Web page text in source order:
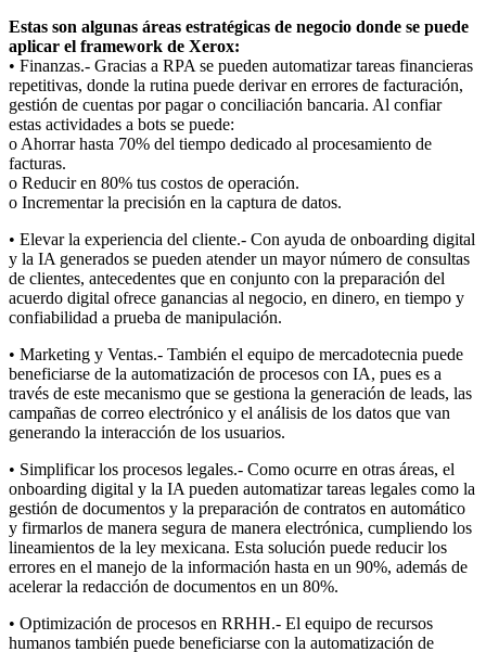
Estas son algunas áreas estratégicas de negocio donde se puede
aplicar el framework de Xerox:
• Finanzas.- Gracias a RPA se pueden automatizar tareas financieras
repetitivas, donde la rutina puede derivar en errores de facturación,
gestión de cuentas por pagar o conciliación bancaria. Al confiar
estas actividades a bots se puede:
o Ahorrar hasta 70% del tiempo dedicado al procesamiento de
facturas.
o Reducir en 80% tus costos de operación.
o Incrementar la precisión en la captura de datos.
• Elevar la experiencia del cliente.- Con ayuda de onboarding digital
y la IA generados se pueden atender un mayor número de consultas
de clientes, antecedentes que en conjunto con la preparación del
acuerdo digital ofrece ganancias al negocio, en dinero, en tiempo y
confiabilidad a prueba de manipulación.
• Marketing y Ventas.- También el equipo de mercadotecnia puede
beneficiarse de la automatización de procesos con IA, pues es a
través de este mecanismo que se gestiona la generación de leads, las
campañas de correo electrónico y el análisis de los datos que van
generando la interacción de los usuarios.
• Simplificar los procesos legales.- Como ocurre en otras áreas, el
onboarding digital y la IA pueden automatizar tareas legales como la
gestión de documentos y la preparación de contratos en automático
y firmarlos de manera segura de manera electrónica, cumpliendo los
lineamientos de la ley mexicana. Esta solución puede reducir los
errores en el manejo de la información hasta en un 90%, además de
acelerar la redacción de documentos en un 80%.
• Optimización de procesos en RRHH.- El equipo de recursos
humanos también puede beneficiarse con la automatización de